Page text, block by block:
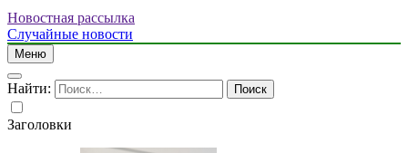
Новостная рассылка
Случайные новости
Меню
Найти:
Заголовки